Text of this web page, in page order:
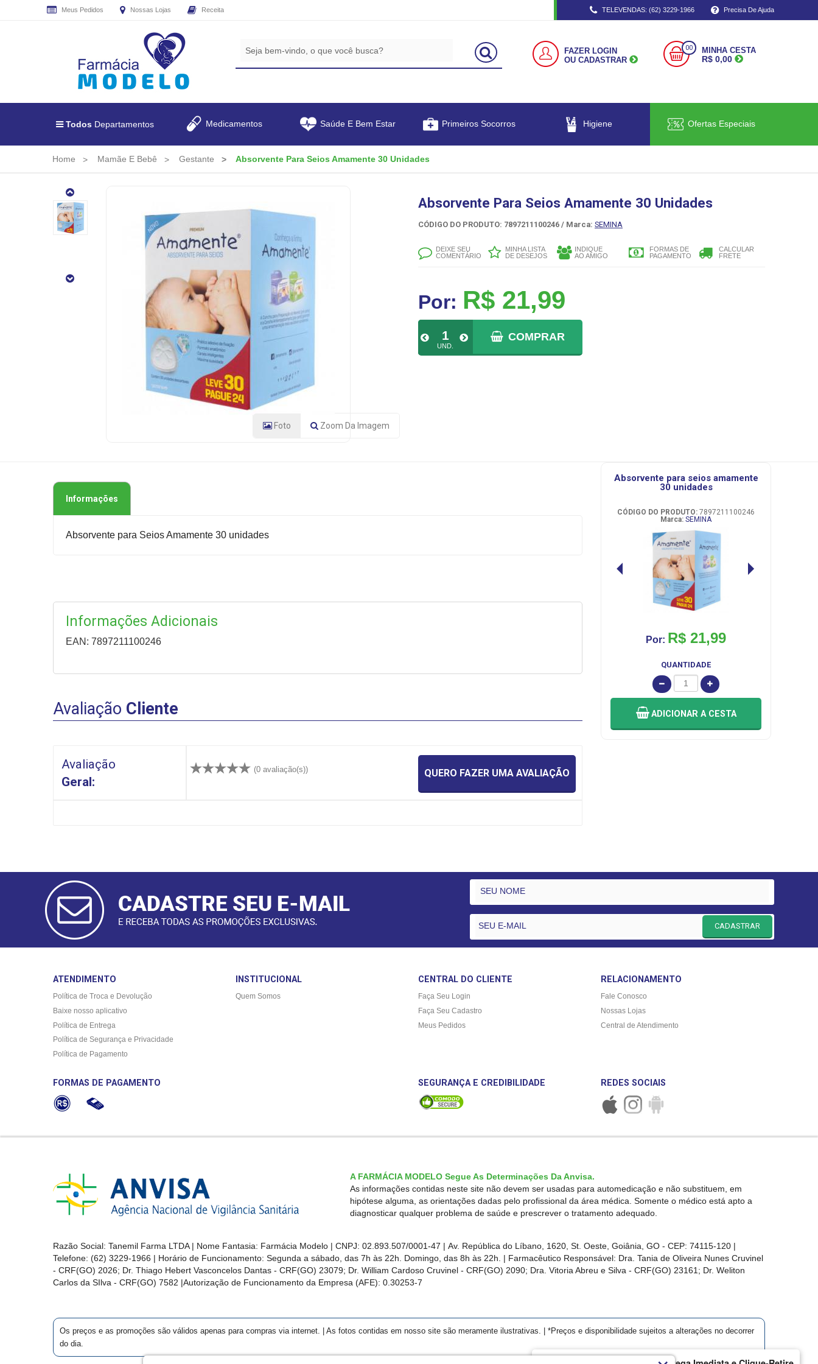
Meus Pedidos Nossas Lojas Receita TELEVENDAS: (62) 3229-1966 Precisa De Ajuda
FAZER LOGIN
OU CADASTRAR
00 MINHA CESTA
R$ 0,00
Todos Departamentos Medicamentos Saúde E Bem Estar Primeiros Socorros Higiene Ofertas Especiais
Home Mamãe E Bebê Gestante Absorvente Para Seios Amamente 30 Unidades
Absorvente
Para
30
Foto Zoom Da Imagem
Absorvente Para Seios Amamente 30 Unidades
CÓDIGO DO PRODUTO: 7897211100246 / Marca: SEMINA
DEIXE SEU
COMENTÁRIO
MINHA LISTA
DE DESEJOS
INDIQUE
AO AMIGO
FORMAS DE
PAGAMENTO
CALCULAR
FRETE
Por: R$ 21,99
UND.
COMPRAR
Informações
Absorvente para Seios Amamente 30 unidades
Informações Adicionais
EAN: 7897211100246
absorvente para seios amamente
30 unidades
CÓDIGO DO PRODUTO: 7897211100246
Marca: SEMINA
Por: R$ 21,99
QUANTIDADE
ADICIONAR A CESTA
Avaliação Cliente
Avaliação
Geral:
(0 avaliação(s)) QUERO FAZER UMA AVALIAÇÃO
CADASTRE
SEU
MAIL
E
TODAS
PROMOÇÕES
CADASTRAR
E-MAIL
CADASTRAR
ATENDIMENTO
Política de Troca e Devolução
Baixe nosso aplicativo
Política de Entrega
Política de Segurança e Privacidade
Política de Pagamento
INSTITUCIONAL
Quem Somos
CENTRAL DO CLIENTE
Faça Seu Login
Faça Seu Cadastro
Meus Pedidos
RELACIONAMENTO
Fale Conosco
Nossas Lojas
Central de Atendimento
FORMAS DE PAGAMENTO SEGURANÇA E CREDIBILIDADE REDES SOCIAIS
A FARMÁCIA MODELO Segue As Determinações Da Anvisa.
As informações contidas neste site não devem ser usadas para automedicação e não substituem, em
hipótese alguma, as orientações dadas pelo profissional da área médica. Somente o médico está apto a
diagnosticar qualquer problema de saúde e prescrever o tratamento adequado.
Razão Social: Tanemil Farma LTDA | Nome Fantasia: Farmácia Modelo | CNPJ: 02.893.507/0001-47 | Av. República do Líbano, 1620, St. Oeste, Goiânia, GO - CEP: 74115-120 |
Telefone: (62) 3229-1966 | Horário de Funcionamento: Segunda a sábado, das 7h às 22h. Domingo, das 8h às 22h. | Farmacêutico Responsável: Dra. Tania de Oliveira Nunes Cruvinel
- CRF(GO) 2026; Dr. Thiago Hebert Vasconcelos Dantas - CRF(GO) 23079; Dr. William Cardoso Cruvinel - CRF(GO) 2090; Dra. Vitoria Abreu e Silva - CRF(GO) 23161; Dr. Weliton
Carlos da SIlva - CRF(GO) 7582 |Autorização de Funcionamento da Empresa (AFE): 0.30253-7
Os preços e as promoções são válidos apenas para compras via internet. | As fotos contidas em nosso site são meramente ilustrativas. | *Preços e disponibilidade sujeitos a alterações no decorrer
do dia.